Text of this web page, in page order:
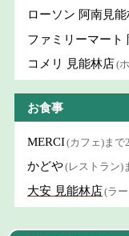
ローソン 阿南見
ファミリーマート
コメリ 見能林店(
お食事
MERCI(カフェ)まで
かどや(レストラン)
大安 見能林店(ラ